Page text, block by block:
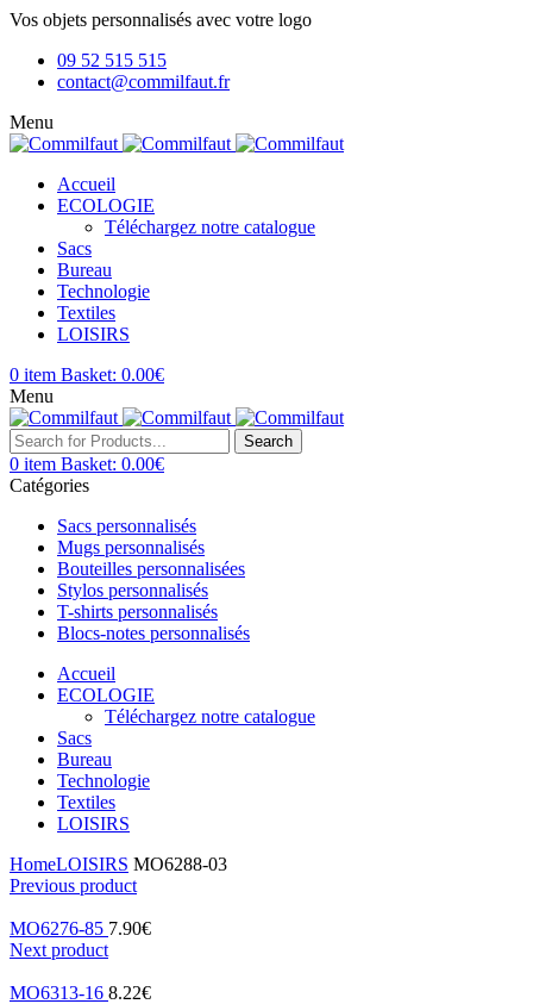
Vos objets personnalisés avec votre logo
09 52 515 515
contact@commilfaut.fr
Menu
Accueil
ECOLOGIE
Téléchargez notre catalogue
Sacs
Bureau
Technologie
Textiles
LOISIRS
0 item Basket: 0.00€
Menu
Search
0 item Basket: 0.00€
Catégories
Sacs personnalisés
Mugs personnalisés
Bouteilles personnalisées
Stylos personnalisés
T-shirts personnalisés
Blocs-notes personnalisés
Accueil
ECOLOGIE
Téléchargez notre catalogue
Sacs
Bureau
Technologie
Textiles
LOISIRS
HomeLOISIRS MO6288-03
Previous product
MO6276-85 7.90€
Next product
MO6313-16 8.22€